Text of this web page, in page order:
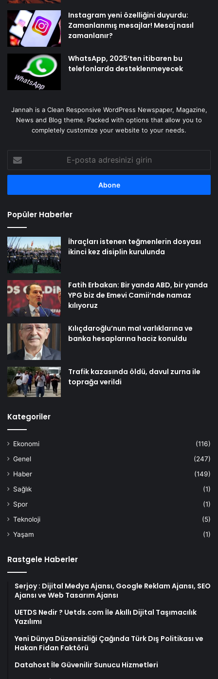
Instagram yeni özelliğini duyurdu:
Zamanlanmış mesajlar! Mesaj nasıl
zamanlanır?
WhatsApp, 2025’ten itibaren bu
telefonlarda desteklenmeyecek
Jannah is a Clean Responsive WordPress Newspaper, Magazine,
News and Blog theme. Packed with options that allow you to
completely customize your website to your needs.
posta
adresinizi
Popüler Haberler
İhraçları istenen teğmenlerin dosyası
ikinci kez disiplin kurulunda
Fatih Erbakan: Bir yanda ABD, bir yanda
YPG biz de Emevi Camii’nde namaz
kılıyoruz
Kılıçdaroğlu’nun mal varlıklarına ve
banka hesaplarına haciz konuldu
Trafik kazasında öldü, davul zurna ile
toprağa verildi
Kategoriler
Ekonomi
(116)
Genel
(247)
Haber
(149)
Sağlık
(1)
Spor
(1)
Teknoloji
(5)
Yaşam
(1)
Rastgele Haberler
Serjoy : Dijital Medya Ajansı, Google Reklam Ajansı, SEO
Ajansı ve Web Tasarım Ajansı
UETDS Nedir ? Uetds.com İle Akıllı Dijital Taşımacılık
Yazılımı
Yeni Dünya Düzensizliği Çağında Türk Dış Politikası ve
Hakan Fidan Faktörü
Datahost İle Güvenilir Sunucu Hizmetleri